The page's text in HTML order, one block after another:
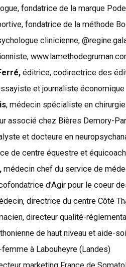
fondatrice de la marque
fondatrice de la méthode
clinicienne,
éditrice, codirectrice des
et journaliste économique
, médecin spécialiste en
associé chez Bières Demory-
et docteure en
de centre équestre et
médecin chef du service de
d’Agir pour le coeur
directrice du centre Côté
directeur qualité-
de haut niveau et aide-
à Labouheyre (Landes)